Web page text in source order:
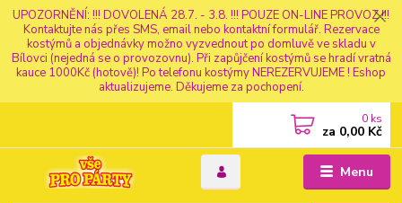
UPOZORNĚNÍ: !!! DOVOLENÁ 28.7. - 3.8. !!! POUZE ON-LINE PROVOZ !!!
Kontaktujte nás přes SMS, email nebo kontaktní formulář. Rezervace
kostýmů a objednávky možno vyzvednout po domluvě ve skladu v
Bílovci (nejedná se o provozovnu). Při zapůjčení kostýmů se hradí vratná
kauce 1000Kč (hotově)! Po telefonu kostýmy NEREZERVUJEME ! Eshop
aktualizujeme. Děkujeme za pochopení.
Menu
0 ks
za 0,00 Kč